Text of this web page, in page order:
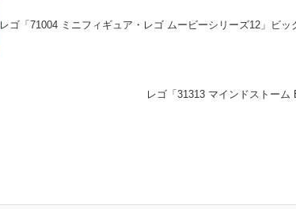
レゴ「71004 ミニフィギュア・レゴ ムービーシリーズ12」ビッ
レゴ「31313 マインドストー